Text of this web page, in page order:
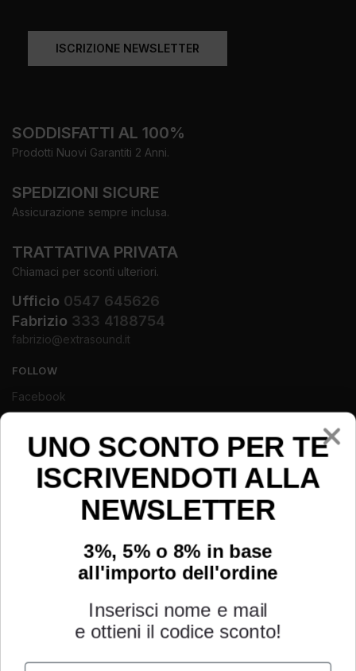
ISCRIZIONE NEWSLETTER
SODDISFATTI AL 100%
Prodotti Nuovi Garantiti 2 Anni.
SPEDIZIONI SICURE
Assicurazione sempre inclusa.
TRATTATIVA PRIVATA
Chiamaci per sconti ulteriori.
Ufficio 0547 645626
Fabrizio 333 4188754
fabrizio@extrasound.it
FOLLOW
Facebook
Instagram
Youtube
UNO SCONTO PER TE
ISCRIVENDOTI ALLA
NEWSLETTER
3%, 5% o 8% in base
all'importo dell'ordine
Inserisci nome e mail
e ottieni il codice sconto!